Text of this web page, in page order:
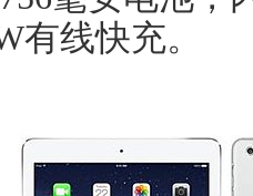
有线快充。